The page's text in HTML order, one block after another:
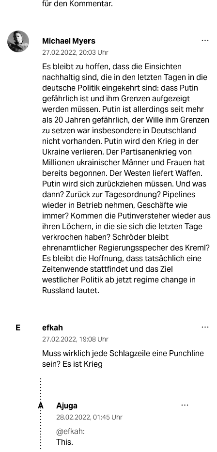
für den Kommentar.
Michael Myers
27.02.2022, 20:03 Uhr
Es bleibt zu hoffen, dass die Einsichten
nachhaltig sind, die in den letzten Tagen in die
deutsche Politik eingekehrt sind: dass Putin
gefährlich ist und ihm Grenzen aufgezeigt
werden müssen. Putin ist allerdings seit mehr
als 20 Jahren gefährlich, der Wille ihm Grenzen
zu setzen war insbesondere in Deutschland
nicht vorhanden. Putin wird den Krieg in der
Ukraine verlieren. Der Partisanenkrieg von
Millionen ukrainischer Männer und Frauen hat
bereits begonnen. Der Westen liefert Waffen.
Putin wird sich zurückziehen müssen. Und was
dann? Zurück zur Tagesordnung? Pipelines
wieder in Betrieb nehmen, Geschäfte wie
immer? Kommen die Putinversteher wieder aus
ihren Löchern, in die sie sich die letzten Tage
verkrochen haben? Schröder bleibt
ehrenamtlicher Regierungsspecher des Kreml?
Es bleibt die Hoffnung, dass tatsächlich eine
Zeitenwende stattfindet und das Ziel
westlicher Politik ab jetzt regime change in
Russland lautet.
E efkah
27.02.2022, 19:08 Uhr
Muss wirklich jede Schlagzeile eine Punchline
sein? Es ist Krieg
A Ajuga
28.02.2022, 01:45 Uhr
@efkah:
This.